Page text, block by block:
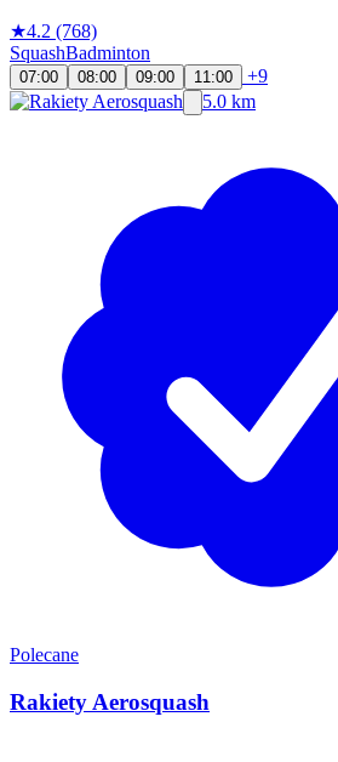
★4.2 (768)
SquashBadminton
07:00 08:00 09:00 11:00
+9
5.0 km
Polecane
Rakiety Aerosquash